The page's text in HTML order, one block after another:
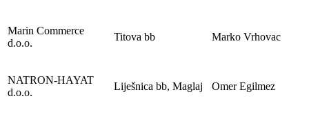
Marin Commerce
d.o.o.
Titova bb Marko Vrhovac
NATRON-HAYAT
d.o.o.
Liješnica bb, Maglaj Omer Egilmez